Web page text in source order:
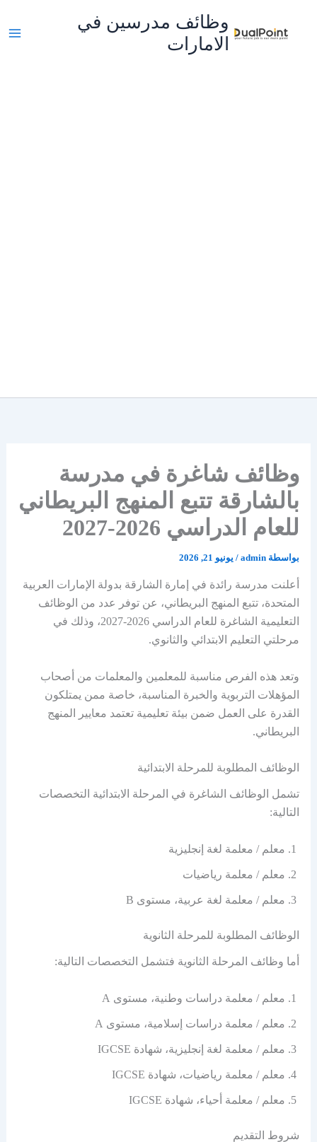
وظائف مدرسين في
الامارات
وظائف شاغرة في مدرسة
بالشارقة تتبع المنهج البريطاني
للعام الدراسي 2026-2027
بواسطة admin
/ يونيو 21, 2026
أعلنت مدرسة رائدة في إمارة الشارقة بدولة الإمارات العربية
المتحدة، تتبع المنهج البريطاني، عن توفر عدد من الوظائف
التعليمية الشاغرة للعام الدراسي 2026-2027، وذلك في
مرحلتي التعليم الابتدائي والثانوي.
وتعد هذه الفرص مناسبة للمعلمين والمعلمات من أصحاب
المؤهلات التربوية والخبرة المناسبة، خاصة ممن يمتلكون
القدرة على العمل ضمن بيئة تعليمية تعتمد معايير المنهج
البريطاني.
الوظائف المطلوبة للمرحلة الابتدائية
تشمل الوظائف الشاغرة في المرحلة الابتدائية التخصصات
التالية:
معلم / معلمة لغة إنجليزية
معلم / معلمة رياضيات
معلم / معلمة لغة عربية، مستوى B
الوظائف المطلوبة للمرحلة الثانوية
أما وظائف المرحلة الثانوية فتشمل التخصصات التالية:
معلم / معلمة دراسات وطنية، مستوى A
معلم / معلمة دراسات إسلامية، مستوى A
معلم / معلمة لغة إنجليزية، شهادة IGCSE
معلم / معلمة رياضيات، شهادة IGCSE
معلم / معلمة أحياء، شهادة IGCSE
شروط التقديم